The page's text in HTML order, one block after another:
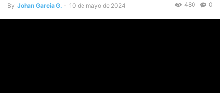
By Johan Garcia G. - 10 de mayo de 2024 0
480